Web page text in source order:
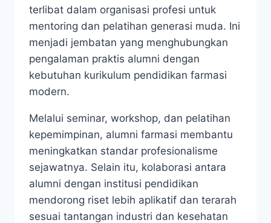
terlibat dalam organisasi profesi untuk
mentoring dan pelatihan generasi muda. Ini
menjadi jembatan yang menghubungkan
pengalaman praktis alumni dengan
kebutuhan kurikulum pendidikan farmasi
modern.
Melalui seminar, workshop, dan pelatihan
kepemimpinan, alumni farmasi membantu
meningkatkan standar profesionalisme
sejawatnya. Selain itu, kolaborasi antara
alumni dengan institusi pendidikan
mendorong riset lebih aplikatif dan terarah
sesuai tantangan industri dan kesehatan